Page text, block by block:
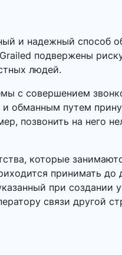
и надежный способ
подвержены
людей.
с совершением
и обманным путем
позвонить на него
которые
принимать до
при создании
связи другой